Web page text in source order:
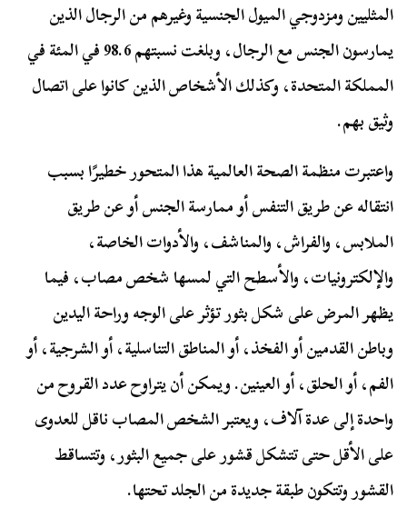
المثليين ومزدوجي الميول الجنسية وغيرهم من الرجال الذين
يمارسون الجنس مع الرجال، وبلغت نسبتهم 98.6 في المئة في
المملكة المتحدة، وكذلك الأشخاص الذين كانوا على اتصال
وثيق بهم.
واعتبرت منظمة الصحة العالمية هذا المتحور خطيرًا بسبب
انتقاله عن طريق التنفس أو ممارسة الجنس أو عن طريق
الملابس، والفراش، والمناشف، والأدوات الخاصة،
والإلكترونيات، والأسطح التي لمسها شخص مصاب، فيما
يظهر المرض على شكل بثور تؤثر على الوجه وراحة اليدين
وباطن القدمين أو الفخذ، أو المناطق التناسلية، أو الشرجية، أو
الفم، أو الحلق، أو العينين. ويمكن أن يتراوح عدد القروح من
واحدة إلى عدة آلاف، ويعتبر الشخص المصاب ناقل للعدوى
على الأقل حتى تتشكل قشور على جميع البثور، وتتساقط
القشور وتتكون طبقة جديدة من الجلد تحتها.